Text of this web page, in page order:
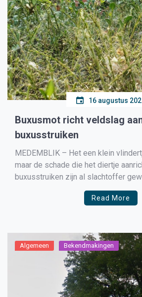
16 augustus
Buxusmot richt veldslag
buxusstruiken
MEDEMBLIK – Het een klein
maar de schade die het diertje
buxusstruiken zijn al slachtoffer
buxusmot. De jonge rupsen eten
bladmoes. Volwassen rupsen
Read More
Algemeen Bekendmakingen